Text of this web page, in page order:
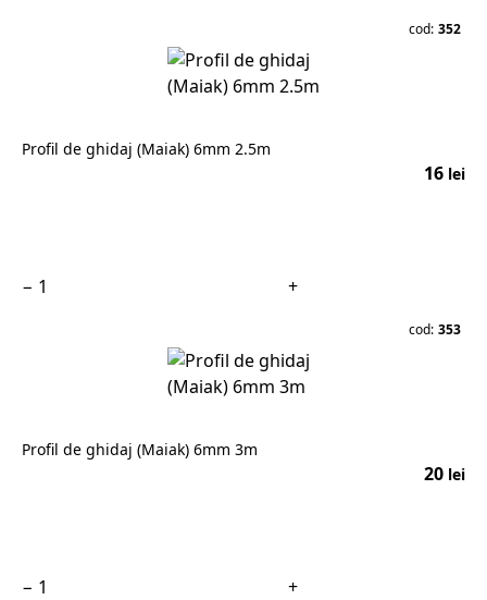
cod: 352
Profil de ghidaj (Maiak) 6mm 2.5m
16 lei
− +
cod: 353
Profil de ghidaj (Maiak) 6mm 3m
20 lei
− +